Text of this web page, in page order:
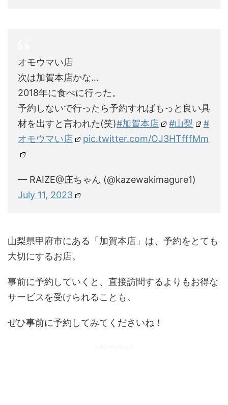
オモウマい店
次は加賀本店かな…
2018年に食べに行った。
予約しないで行ったら予約すればもっと良い具
材を出すと言われた(笑)#加賀本店 #山梨
#
オモウマい店
pic.twitter.com/OJ3HTfffMm
— RAIZE@庄ちゃん (@kazewakimagure1)
July 11, 2023
山梨県甲府市にある「加賀本店」は、予約をとても
大切にするお店。
事前に予約していくと、直接訪問するよりもお得な
サービスを受けられることも。
ぜひ事前に予約してみてくださいね！